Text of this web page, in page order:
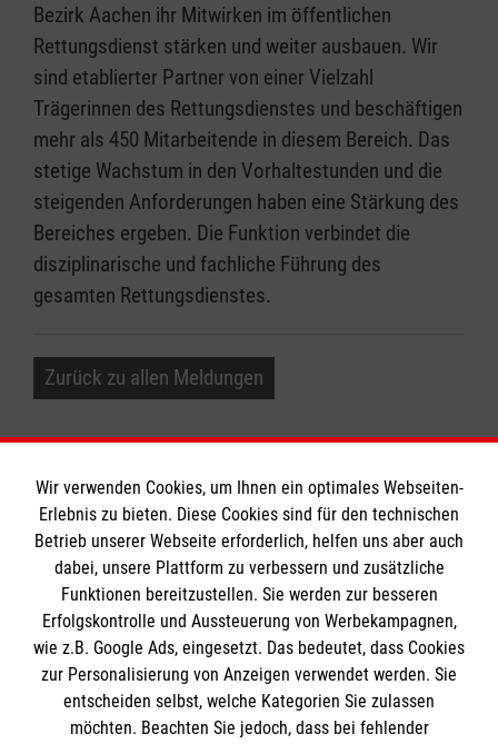
Bezirk Aachen ihr Mitwirken im öffentlichen
Rettungsdienst stärken und weiter ausbauen. Wir
sind etablierter Partner von einer Vielzahl
Trägerinnen des Rettungsdienstes und beschäftigen
mehr als 450 Mitarbeitende in diesem Bereich. Das
stetige Wachstum in den Vorhaltestunden und die
steigenden Anforderungen haben eine Stärkung des
Bereiches ergeben. Die Funktion verbindet die
disziplinarische und fachliche Führung des
gesamten Rettungsdienstes.
Zurück zu allen Meldungen
Informationen
Impressum
Datenschutz
Kontakt
Die Malteser
Wir verwenden Cookies, um Ihnen ein optimales Webseiten-
Erlebnis zu bieten. Diese Cookies sind für den technischen
Betrieb unserer Webseite erforderlich, helfen uns aber auch
dabei, unsere Plattform zu verbessern und zusätzliche
Funktionen bereitzustellen. Sie werden zur besseren
Erfolgskontrolle und Aussteuerung von Werbekampagnen,
wie z.B. Google Ads, eingesetzt. Das bedeutet, dass Cookies
zur Personalisierung von Anzeigen verwendet werden. Sie
entscheiden selbst, welche Kategorien Sie zulassen
möchten. Beachten Sie jedoch, dass bei fehlender